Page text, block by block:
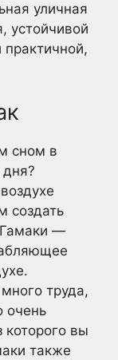
уличная
устойчивой
сном в
дня?
создать
—
труда,
очень
которого вы
также